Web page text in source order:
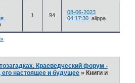
1 94
08-06-2023
04:17:30 alippa
»
Краеведческий форум -
его настоящее и будущее »Книги и